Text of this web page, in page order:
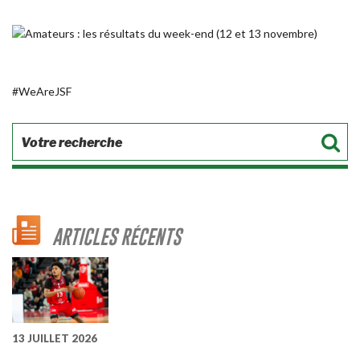
#WeAreJSF
ARTICLES RÉCENTS
13 JUILLET 2026